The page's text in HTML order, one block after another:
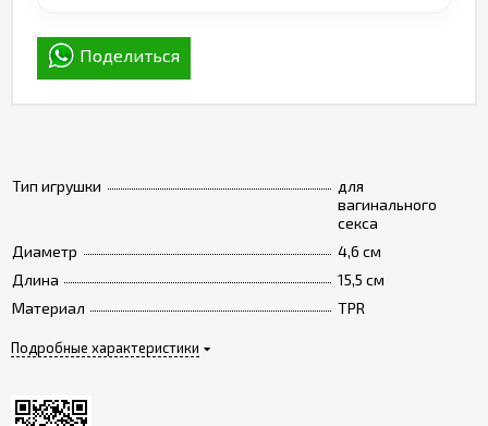
Тип игрушки
для
вагинального
секса
Диаметр
4,6 см
Длина
15,5 см
Материал
TPR
Подробные характеристики
Поделиться